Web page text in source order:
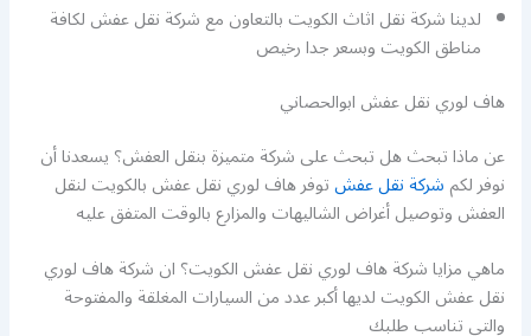
لدينا شركة نقل اثاث الكويت بالتعاون مع شركة نقل عفش لكافة
مناطق الكويت وبسعر جدا رخيص
هاف لوري نقل عفش ابوالحصاني
عن ماذا تبحث هل تبحث على شركة متميزة بنقل العفش؟ يسعدنا أن
نوفر لكمشركة نقل عفشتوفر هاف لوري نقل عفش بالكويت لنقل
العفش وتوصيل أغراض الشاليهات والمزارع بالوقت المتفق عليه
ماهي مزايا شركة هاف لوري نقل عفش الكويت؟ ان شركة هاف لوري
نقل عفش الكويت لديها أكبر عدد من السيارات المغلقة والمفتوحة
والتي تناسب طلبك